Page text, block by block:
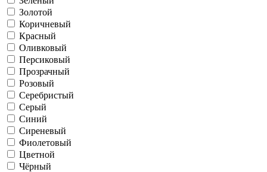
Золотой
Коричневый
Красный
Оливковый
Персиковый
Прозрачный
Розовый
Серебристый
Серый
Синий
Сиреневый
Фиолетовый
Цветной
Чёрный